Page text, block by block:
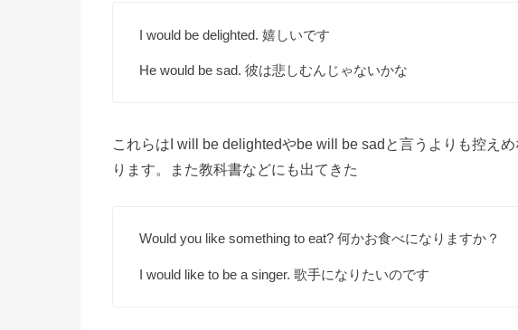
I would be delighted. 嬉しいです
He would be sad. 彼は悲しむんじゃないかな
これらはI will be delightedやbe will be sadと言うよりも控え
ります。また教科書などにも出てきた
Would you like something to eat? 何かお食べになりますか？
I would like to be a singer. 歌手になりたいのです